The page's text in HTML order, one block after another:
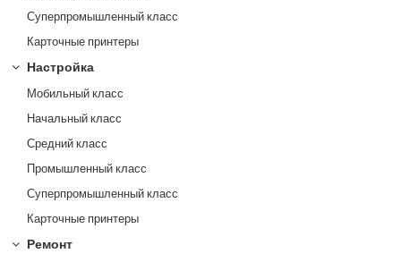
Суперпромышленный класс
Карточные принтеры
Настройка
Мобильный класс
Начальный класс
Средний класс
Промышленный класс
Суперпромышленный класс
Карточные принтеры
Ремонт